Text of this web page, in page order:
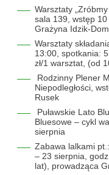
Warsztaty
sala 139, wstęp
Grażyna Idzik-
Warsztaty
13:00, spotkania:
zł/1 warsztat, (od
Rodzinny Plener
Niepodległości,
Rusek
Puławskie Lato
Bluesowe – cykl
sierpnia
Zabawa lalkami
– 23 sierpnia ,
lat), prowadząca